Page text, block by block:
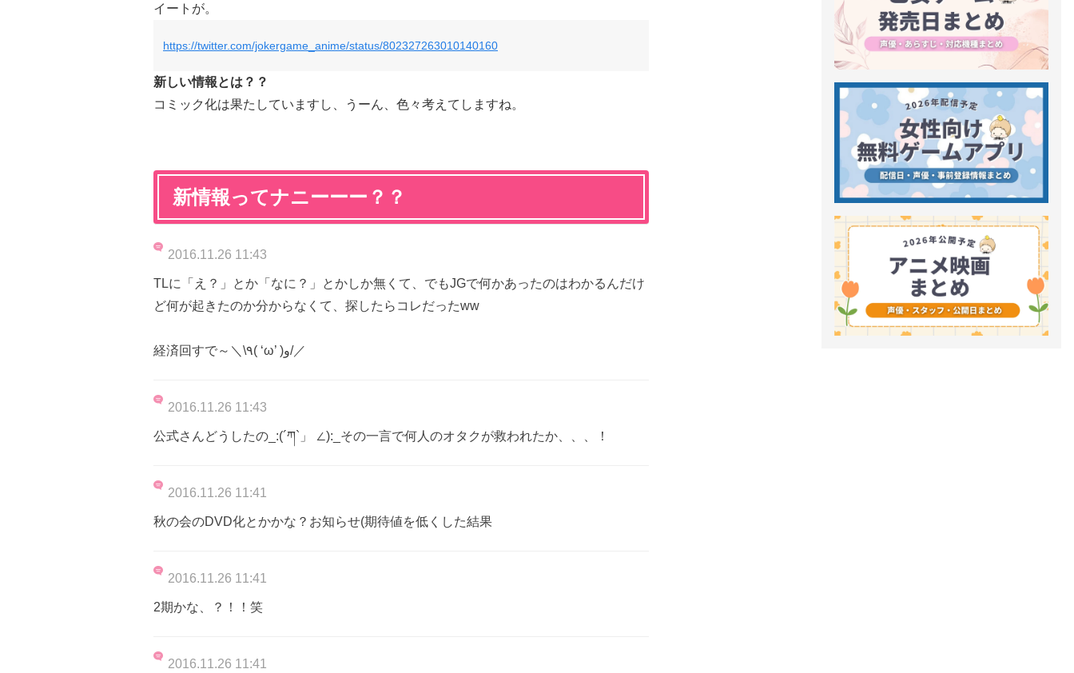
イートが。
https://twitter.com/jokergame_anime/status/802327263010140160
新しい情報とは？？
コミック化は果たしていますし、うーん、色々考えてしますね。
新情報ってナニーーー？？
2016.11.26 11:43
TLに「え？」とか「なに？」とかしか無くて、でもJGで何かあったのはわかるんだけ
ど何が起きたのか分からなくて、探したらコレだったww
経済回すで～＼\٩( ‘ω’ )و/／
2016.11.26 11:43
公式さんどうしたの_:(´ཀ`」 ∠):_その一言で何人のオタクが救われたか、、、！
2016.11.26 11:41
秋の会のDVD化とかかな？お知らせ(期待値を低くした結果
2016.11.26 11:41
2期かな、？！！笑
2016.11.26 11:41